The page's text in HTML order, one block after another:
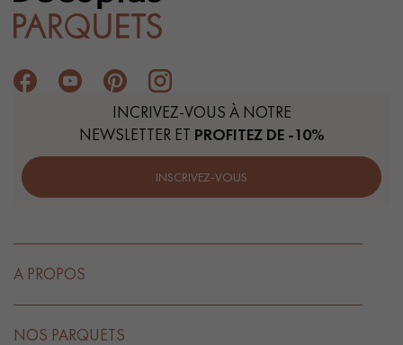
INCRIVEZ-VOUS À NOTRE
NEWSLETTER ET PROFITEZ DE -10%
INSCRIVEZ-VOUS
A PROPOS
NOS PARQUETS